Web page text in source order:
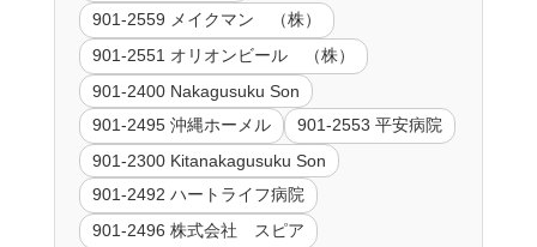
901-2559 メイクマン （株）
901-2551 オリオンビール （株）
901-2400 Nakagusuku Son
901-2495 沖縄ホーメル
901-2553 平安病院
901-2300 Kitanakagusuku Son
901-2492 ハートライフ病院
901-2496 株式会社 スピア